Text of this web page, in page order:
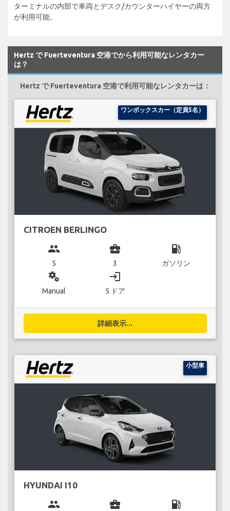
ターミナルの内部で車両とデスク/カウンターハイヤーの両方
が利用可能。
Hertz で Fuerteventura 空港でから利用可能なレンタカー
は？
Hertz で Fuerteventura 空港で利用可能なレンタカーは：
ワンボックスカー（定員5名）
CITROEN BERLINGO
group
5
business_center
3
local_gas_station
ガソリン
miscellaneous_services
Manual
login
5 ドア
詳細表示...
小型車
HYUNDAI I10
group business_center local_gas_station